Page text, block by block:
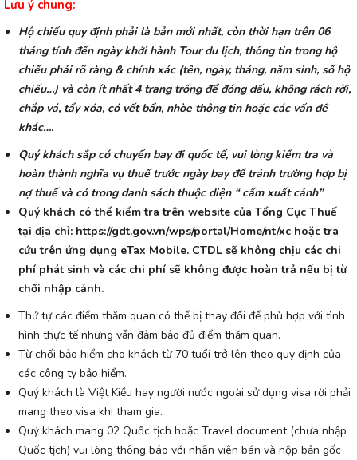
Lưu ý chung:
Hộ chiếu quy định phải là bản mới nhất, còn thời hạn trên 06
tháng tính đến ngày khởi hành Tour du lịch, thông tin trong hộ
chiếu phải rõ ràng & chính xác (tên, ngày, tháng, năm sinh, số hộ
chiếu…) và còn ít nhất 4 trang trống để đóng dấu, không rách rời,
chắp vá, tẩy xóa, có vết bẩn, nhòe thông tin hoặc các vấn đề
khác….
Quý khách sắp có chuyến bay đi quốc tế, vui lòng kiểm tra và
hoàn thành nghĩa vụ thuế trước ngày bay để tránh trường hợp bị
nợ thuế và có trong danh sách thuộc diện “ cấm xuất cảnh”
Quý khách có thể kiểm tra trên website của Tổng Cục Thuế
tại địa chỉ: https://gdt.gov.vn/wps/portal/Home/nt/xc hoặc tra
cứu trên ứng dụng eTax Mobile. CTDL sẽ không chịu các chi
phí phát sinh và các chi phí sẽ không được hoàn trả nếu bị từ
chối nhập cảnh.
Thứ tự các điểm thăm quan có thể bị thay đổi để phù hợp với tình
hình thực tế nhưng vẫn đảm bảo đủ điểm thăm quan.
Từ chối bảo hiểm cho khách từ 70 tuổi trở lên theo quy định của
các công ty bảo hiểm.
Quý khách là Việt Kiều hay người nước ngoài sử dụng visa rời phải
mang theo visa khi tham gia.
Quý khách mang 02 Quốc tịch hoặc Travel document (chưa nhập
Quốc tịch) vui lòng thông báo với nhân viên bán và nộp bản gốc